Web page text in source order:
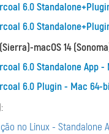
6.0
6.0
macOS 14
6.0 Standalone App
6.0 Plugin - Mac 64-
no Linux - Standalone